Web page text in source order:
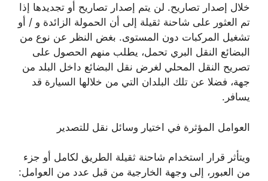
خلال إصدار تصاريح. لن يتم إصدار تصاريح أو تجديدها إذا
تم العثور على شاحنة ثقيلة إلى أن الحمولة الزائدة و / أو
تشغيل المركبات دون المستوى. بغض النظر عن نوع من
البضائع النقل البري تحمل، يطلب منهم الحصول على
تصريح النقل المحلي لغرض نقل البضائع داخل البلد من
جهة، فضلا عن تلك البلدان التي من خلالها السيارة قد
يسافر.
العوامل المؤثرة في اختيار وسائل نقل للتصدير
ويتأثر قرار استخدام شاحنة ثقيلة الطريق لكامل أو جزء
من العبور، إلى وجهة الخارجية من قبل عدد من العوامل: